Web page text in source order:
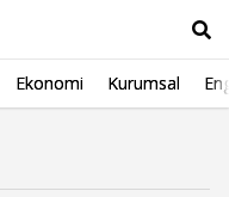
Ekonomi Kurumsal